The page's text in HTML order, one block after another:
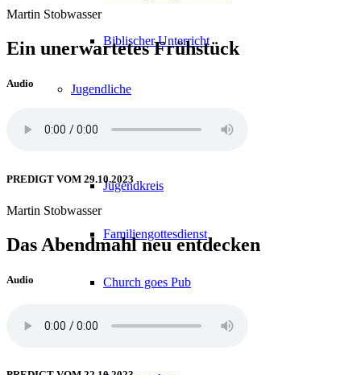
Biblischer Unterricht
Jugendliche
Jugendkreis
Familiengottesdienst
Church goes Pub
YOUTH CHURCH
Martin Stobwasser
Ein unerwartetes Frühstück
Audio
PREDIGT VOM 29.10.2023
Martin Stobwasser
Das Abendmahl neu entdecken
Audio